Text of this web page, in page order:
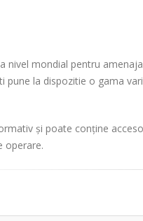
nivel mondial pentru
pune la dispozitie o gama
și poate conține
operare.